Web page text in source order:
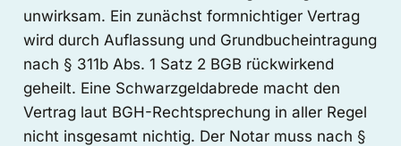
unwirksam. Ein zunächst formnichtiger Vertrag
wird durch Auflassung und Grundbucheintragung
nach § 311b Abs. 1 Satz 2 BGB rückwirkend
geheilt. Eine Schwarzgeldabrede macht den
Vertrag laut BGH-Rechtsprechung in aller Regel
nicht insgesamt nichtig. Der Notar muss nach §